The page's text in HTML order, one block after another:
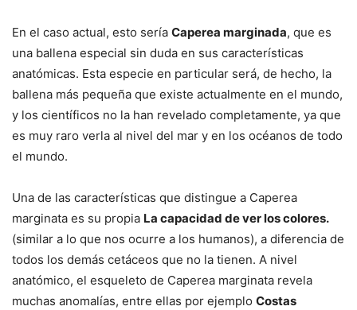
En el caso actual, esto sería Caperea marginada, que es
una ballena especial sin duda en sus características
anatómicas. Esta especie en particular será, de hecho, la
ballena más pequeña que existe actualmente en el mundo,
y los científicos no la han revelado completamente, ya que
es muy raro verla al nivel del mar y en los océanos de todo
el mundo.
Una de las características que distingue a Caperea
marginata es su propia La capacidad de ver los colores.
(similar a lo que nos ocurre a los humanos), a diferencia de
todos los demás cetáceos que no la tienen. A nivel
anatómico, el esqueleto de Caperea marginata revela
muchas anomalías, entre ellas por ejemplo Costas